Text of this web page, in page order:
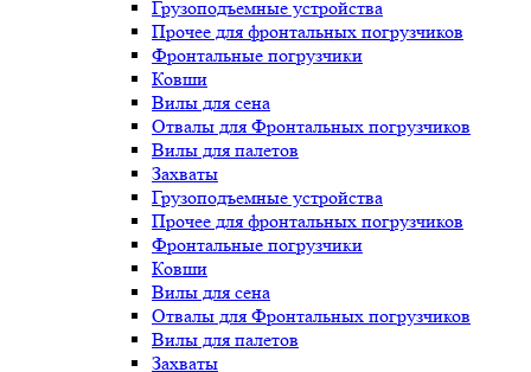
Грузоподъемные устройства
Прочее для фронтальных погрузчиков
Фронтальные погрузчики
Ковши
Вилы для сена
Отвалы для Фронтальных погрузчиков
Вилы для палетов
Захваты
Грузоподъемные устройства
Прочее для фронтальных погрузчиков
Фронтальные погрузчики
Ковши
Вилы для сена
Отвалы для Фронтальных погрузчиков
Вилы для палетов
Захваты